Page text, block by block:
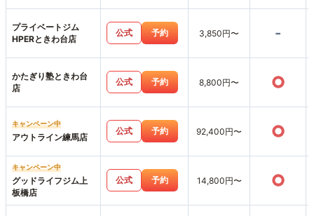
プライベートジム
HPERときわ台店
公式 予約 3,850円〜 -
かたぎり塾ときわ台
店
公式 予約 8,800円〜 ○
キャンペーン中
アウトライン練馬店
公式 予約 92,400円〜 ○
キャンペーン中
グッドライフジム上
板橋店
公式 予約 14,800円〜 ○